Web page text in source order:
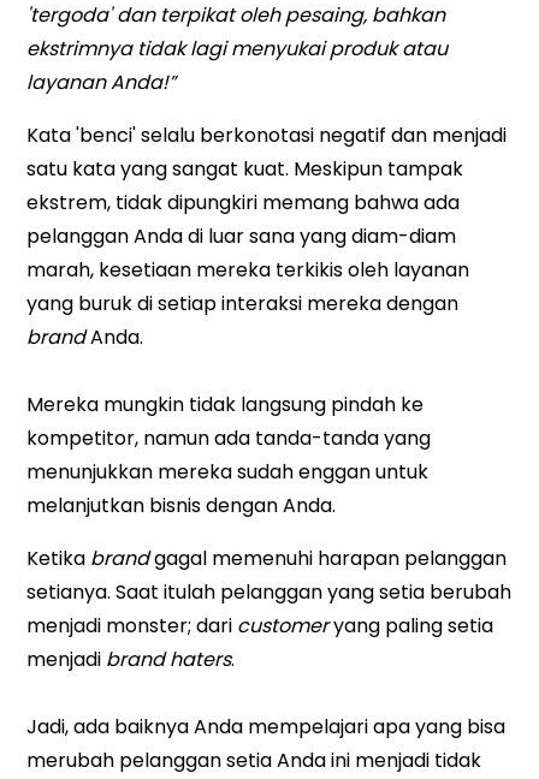
'tergoda' dan terpikat oleh pesaing, bahkan
ekstrimnya tidak lagi menyukai produk atau
layanan Anda!”
Kata 'benci' selalu berkonotasi negatif dan menjadi
satu kata yang sangat kuat. Meskipun tampak
ekstrem, tidak dipungkiri memang bahwa ada
pelanggan Anda di luar sana yang diam-diam
marah, kesetiaan mereka terkikis oleh layanan
yang buruk di setiap interaksi mereka dengan
brandAnda.
Mereka mungkin tidak langsung pindah ke
kompetitor, namun ada tanda-tanda yang
menunjukkan mereka sudah enggan untuk
melanjutkan bisnis dengan Anda.
Ketika brandgagal memenuhi harapan pelanggan
setianya. Saat itulah pelanggan yang setia berubah
menjadi monster; dari customeryang paling setia
menjadi brand haters.
Jadi, ada baiknya Anda mempelajari apa yang bisa
merubah pelanggan setia Anda ini menjadi tidak